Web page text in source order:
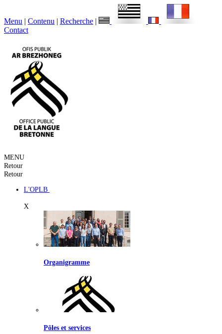
Menu | Contenu | Recherche |
Contact
MENU
Retour
Retour
L'OPLB
X
Organigramme
Pôles et services